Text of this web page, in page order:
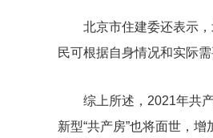
北京市住建委还表示
民可根据自身情况和实际需
综上所述，2021年共
新型“共产房”也将面世，